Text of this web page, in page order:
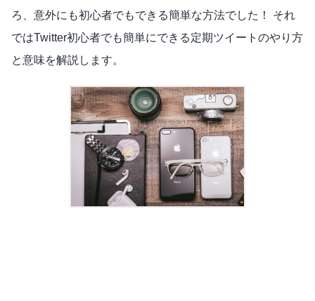
ろ、意外にも初心者でもできる簡単な方法でした！ それ
ではTwitter初心者でも簡単にできる定期ツイートのやり方
と意味を解説します。